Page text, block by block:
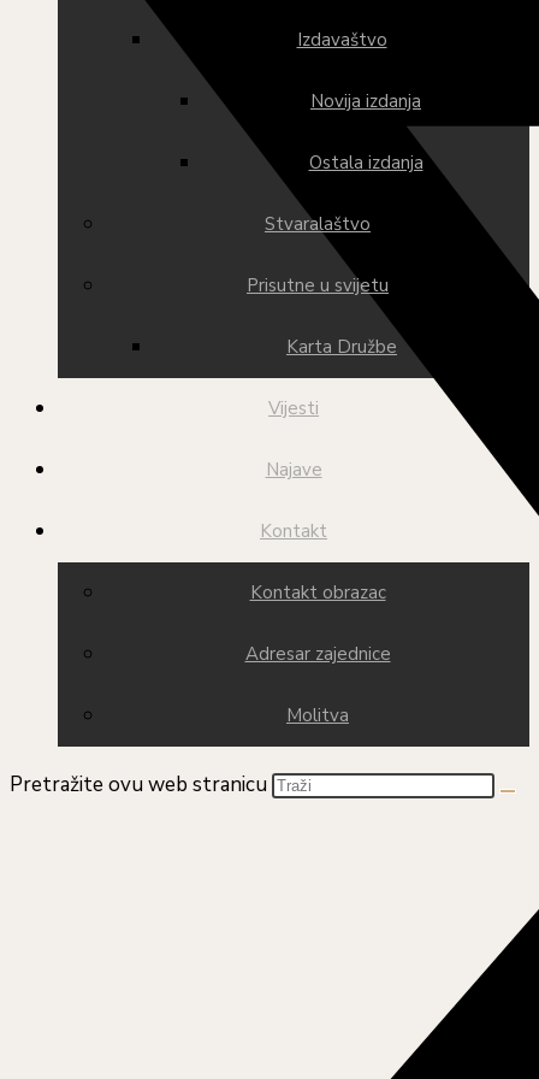
Izdavaštvo
Novija izdanja
Ostala izdanja
Stvaralaštvo
Prisutne u svijetu
Karta Družbe
Vijesti
Najave
Kontakt
Kontakt obrazac
Adresar zajednice
Molitva
Pretražite ovu web stranicu